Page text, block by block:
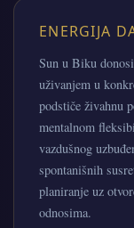
ENERGIJA
Sun u Biku
uživanjem u
podstiče živahnu
mentalnom
vazdušnog
spontanišnih
planiranje uz
odnosima.